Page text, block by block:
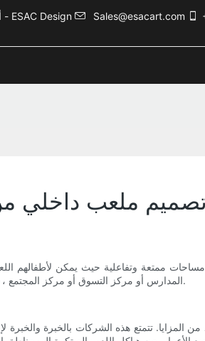
أكثر من 5000 حالة تصميم ترفيهي، وأكثر من 20 عامًا من الخبرة في صناعة الترفيه - ESAC Design Sales@esacart.com
ملعب داخلي
ممتعة وتفاعلية حيث يمكن لأطفالهم
المدارس أو مركز التسوق أو مركز المجتمع ، فإن العثور على شركة التصميم المناسبة أمر بالغ الأهمية لضمان نجاح مشروعك.
تتمتع هذه الشركات بالخبرة